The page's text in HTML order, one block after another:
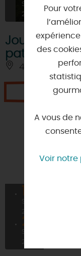
SEPT
2026
Journées
patrimoine
45450 -
Je réserve
SEPT
2026
20
SEPT
2026
Pour
des
A vous de
Voir